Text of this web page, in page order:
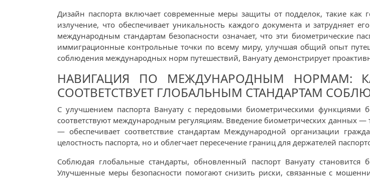
Дизайн паспорта включает современные меры защиты от подделок, такие
излучение, что обеспечивает уникальность каждого документа и затрудняет
международным стандартам безопасности означает, что эти биометрические
иммиграционные контрольные точки по всему миру, улучшая общий опыт
соблюдения международных норм путешествий, Вануату демонстрирует
НАВИГАЦИЯ ПО МЕЖДУНАРОДНЫМ НОРМАМ:
СООТВЕТСТВУЕТ ГЛОБАЛЬНЫМ СТАНДАРТАМ
С улучшением паспорта Вануату с передовыми биометрическими функциями
соответствуют международным регуляциям. Введение биометрических данных —
— обеспечивает соответствие стандартам Международной организации
целостность паспорта, но и облегчает пересечение границ для держателей
Соблюдая глобальные стандарты, обновленный паспорт Вануату
Улучшенные меры безопасности помогают снизить риски, связанные с